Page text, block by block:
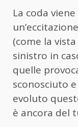
La coda
(come la
sinistro in
quelle
sconosciuto e
evoluto
è ancora del